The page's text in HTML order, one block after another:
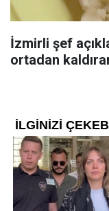
İzmirli şef
ortadan